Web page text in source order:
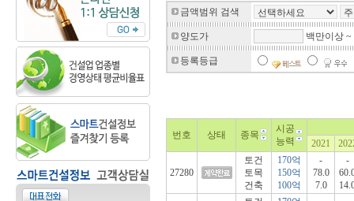
금액범위 검색
양도가 백만이상 ~
등록등급
번호 상태 종목
시공
능력
2021
27280
토건
토목
건축
170억
150억
100억
-
78.0
7.0
-